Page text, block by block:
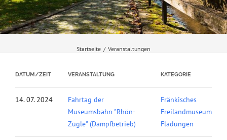
Startseite / Veranstaltungen
DATUM/ZEIT VERANSTALTUNG KATEGORIE
14. 07. 2024
Fahrtag der
Museumsbahn "Rhön-
Zügle" (Dampfbetrieb)
Fränkisches
Freilandmuseum
Fladungen